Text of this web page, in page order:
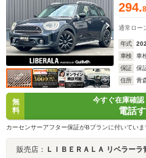
294.8
通常ロー
年式
車検
車
保証
保
住所
青
無
料
今すぐ在庫確
電話
カーセンサーアフター保証がBプランに付いていま
販売店： ＬＩＢＥＲＡＬＡ リベラーラ